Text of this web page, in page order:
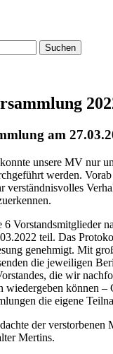
am
unsere MV nur
werden.
verständnisvolles
Vorstandsmitglieder
teil. Das
genehmigt. Mit
die jeweiligen
die wir
wiedergeben können –
die eigene
der verstorbenen
Mertins.